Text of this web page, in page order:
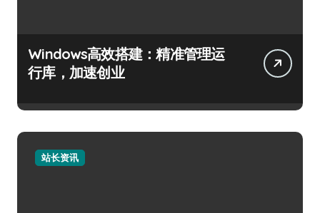
Windows高效搭建：精准管理运
行库，加速创业
站长资讯